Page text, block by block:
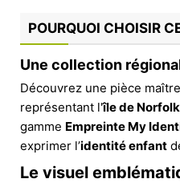
POURQUOI CHOISIR
Une collection
Découvrez une pièce
représentant l'île de Norfolk
gamme Empreinte My
exprimer l’identité enfant
Le visuel